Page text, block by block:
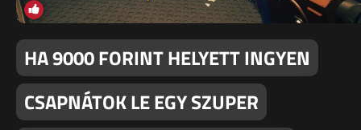
HA 9000 FORINT HELYETT INGYEN
CSAPNÁTOK LE EGY SZUPER